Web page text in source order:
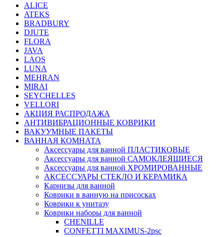
ALICE
ATEKS
BRADBURY
DJUTE
FLORA
JAVA
LAOS
LUNA
MEHRAN
MIRAI
SEYCHELLES
VELLORI
АКЦИЯ РАСПРОДАЖА
АНТИВИБРАЦИОННЫЕ КОВРИКИ
ВАКУУМНЫЕ ПАКЕТЫ
ВАННАЯ КОМНАТА
Аксессуары для ванной ПЛАСТИКОВЫЕ
Аксессуары для ванной САМОКЛЕЯЩИЕСЯ
Аксессуары для ванной ХРОМИРОВАННЫЕ
АКСЕССУАРЫ СТЕКЛО И КЕРАМИКА
Карнизы для ванной
Коврики в ванную на присосках
Коврики к унитазу
Коврики наборы для ванной
CHENILLE
CONFETTI MAXIMUS-2psc